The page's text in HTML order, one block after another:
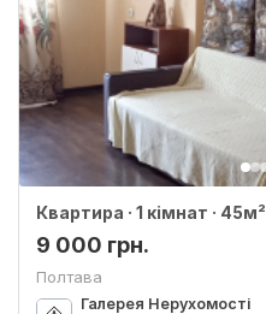
Квартира · 1 кімнат · 45м²
9 000 грн.
Полтава
Галерея Нерухомості